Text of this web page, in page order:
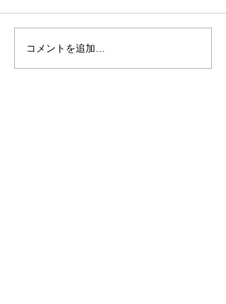
街ナビ神戸市北区版
2026年7月号
コメントを追加…